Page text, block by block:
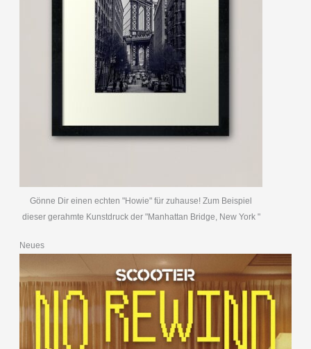
Gönne Dir einen echten "Howie" für zuhause! Zum Beispiel
dieser gerahmte Kunstdruck der "Manhattan Bridge, New York "
Neues